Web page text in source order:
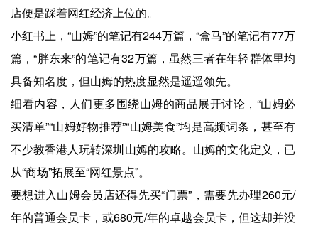
店便是踩着网红经济上位的。
小红书上，“山姆”的笔记有244万篇，“盒马”的笔记有77万
篇，“胖东来”的笔记有32万篇，虽然三者在年轻群体里均
具备知名度，但山姆的热度显然是遥遥领先。
细看内容，人们更多围绕山姆的商品展开讨论，“山姆必
买清单”“山姆好物推荐”“山姆美食”均是高频词条，甚至有
不少教香港人玩转深圳山姆的攻略。山姆的文化定义，已
从“商场”拓展至“网红景点”。
要想进入山姆会员店还得先买“门票”，需要先办理260元/
年的普通会员卡，或680元/年的卓越会员卡，但这却并没